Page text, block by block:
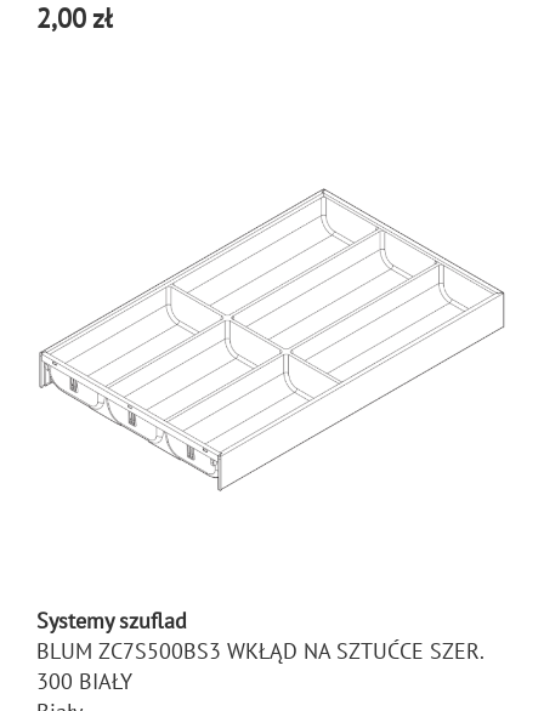
2,00 zł
Systemy szuflad
BLUM ZC7S500BS3 WKŁĄD NA SZTUĆCE SZER.
300 BIAŁY